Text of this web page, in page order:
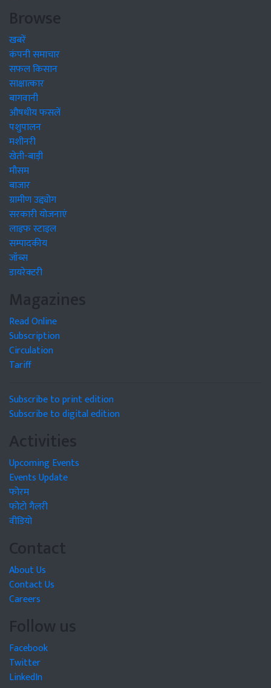
Browse
खबरें
कंपनी समाचार
सफल किसान
साक्षात्कार
बागवानी
औषधीय फसलें
पशुपालन
मशीनरी
खेती-बाड़ी
मौसम
बाजार
ग्रामीण उद्द्योग
सरकारी योजनाएं
लाइफ स्टाइल
सम्पादकीय
जॉब्स
डायरेक्टरी
Magazines
Read Online
Subscription
Circulation
Tariff
Subscribe to print edition
Subscribe to digital edition
Activities
Upcoming Events
Events Update
फोरम
फोटो गैलरी
वीडियो
Contact
About Us
Contact Us
Careers
Follow us
Facebook
Twitter
LinkedIn